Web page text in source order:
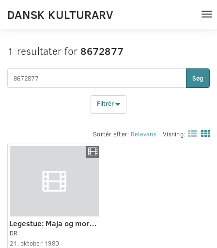
DANSK KULTURARV
1 resultater for 8672877
Søg
Filtrér
Sortér efter: Relevans Visning:
Legestue: Maja og mormor (2:3)
DR
21. oktober 1980